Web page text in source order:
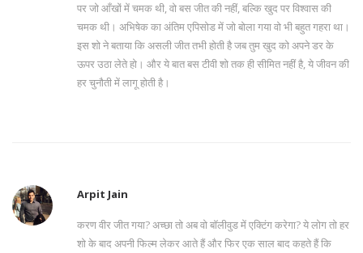
पर जो आँखों में चमक थी, वो बस जीत की नहीं, बल्कि खुद पर विश्वास की
चमक थी। अभिषेक का अंतिम एपिसोड में जो बोला गया वो भी बहुत गहरा था।
इस शो ने बताया कि असली जीत तभी होती है जब तुम खुद को अपने डर के
ऊपर उठा लेते हो। और ये बात बस टीवी शो तक ही सीमित नहीं है, ये जीवन की
हर चुनौती में लागू होती है।
Arpit Jain
करण वीर जीत गया? अच्छा तो अब वो बॉलीवुड में एक्टिंग करेगा? ये लोग तो हर
शो के बाद अपनी फिल्म लेकर आते हैं और फिर एक साल बाद कहते हैं कि